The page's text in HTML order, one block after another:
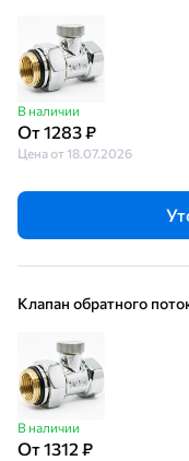
В наличии
От 1283 ₽
Цена от 18.07.2026
Клапан обратного
В наличии
От 1312 ₽